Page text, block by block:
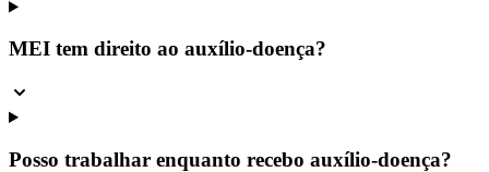
MEI tem direito ao auxílio-doença?
Posso trabalhar enquanto recebo auxílio-doença?